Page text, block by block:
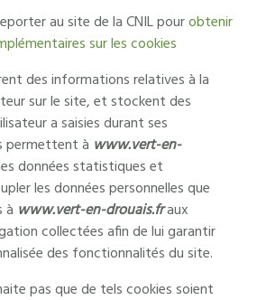
au site de la CNIL pourobtenir
sur les cookies
des informations relatives à la
sur le site, et stockent des
a saisies durant ses
permettent à www.vert-en-
données statistiques et
les données personnelles que
à www.vert-en-drouais.fraux
collectées afin de lui garantir
des fonctionnalités du site.
pas que de tels cookies soient